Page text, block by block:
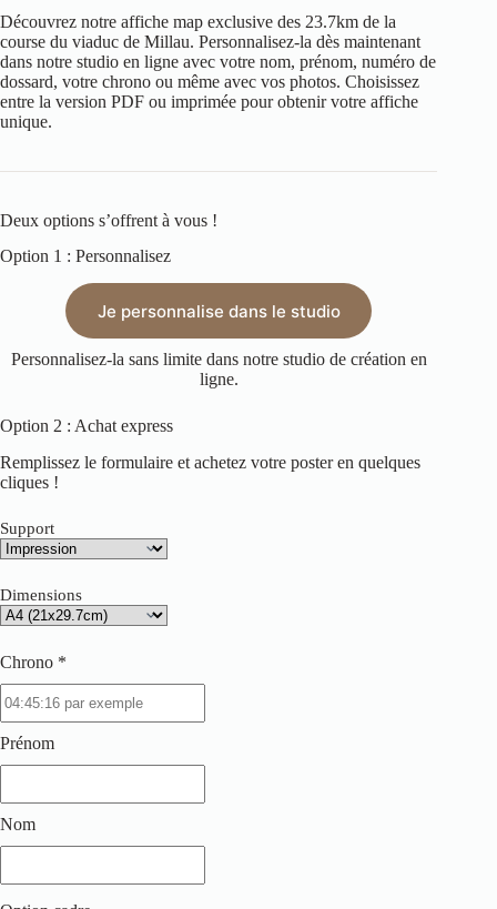
Découvrez notre affiche map exclusive des 23.7km de la
course du viaduc de Millau. Personnalisez-la dès maintenant
dans notre studio en ligne avec votre nom, prénom, numéro de
dossard, votre chrono ou même avec vos photos. Choisissez
entre la version PDF ou imprimée pour obtenir votre affiche
unique.
Deux options s’offrent à vous !
Option 1 : Personnalisez
Je personnalise dans le studio
Personnalisez-la sans limite dans notre studio de création en
ligne.
Option 2 : Achat express
Remplissez le formulaire et achetez votre poster en quelques
cliques !
Support
Dimensions
Chrono *
Prénom
Nom